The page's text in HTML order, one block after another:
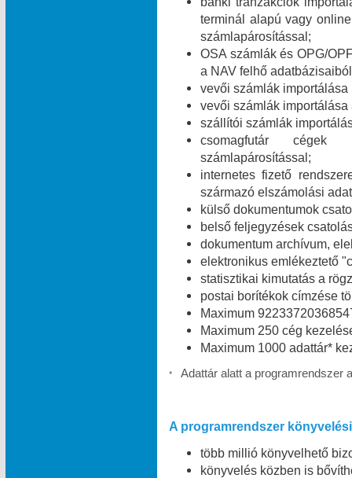
terminál alapú vagy
számlapárosítással;
OSA számlák és OPG/
a NAV felhő
vevői számlák
vevői számlák
szállítói számlák
csomagfutár cégek
számlapárosítással;
internetes fizető
származó elszámolási
külső dokumentumok
belső feljegyzések
dokumentum archívum,
elektronikus emlékeztető
statisztikai kimutatás a
postai borítékok címzése
Maximum
Maximum 250 cég
Maximum 1000 adattár*
* Adattár alatt a programrendszer
A programrendszer
több millió könyvelhető
könyvelés közben is